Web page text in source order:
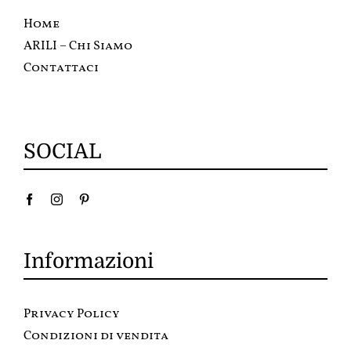
Home
ARILI – Chi Siamo
Contattaci
SOCIAL
Informazioni
Privacy Policy
Condizioni di vendita